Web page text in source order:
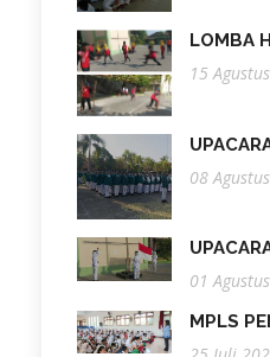
LOMBA
15
08
01
MPLS